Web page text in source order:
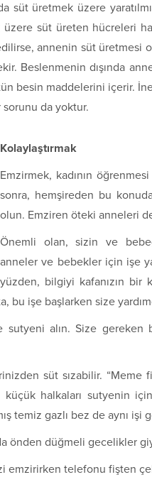
süt üretmek üzere
üzere süt üreten hücreleri
annenin süt üretmesi
Beslenmenin dışında
besin maddelerini içerir.
da yoktur.
Kolaylaştırmak
Emzirmek, kadının
sonra, hemşireden bu
olun. Emziren öteki anneleri
Önemli olan, sizin ve
anneler ve bebekler için işe
yüzden, bilgiyi kafanızın bir
işe başlarken size
alın. Size gereken
süt sızabilir. “Meme
halkaları sutyenin
temiz gazlı bez de aynı işi
önden düğmeli gecelikler
emzirirken telefonu fişten